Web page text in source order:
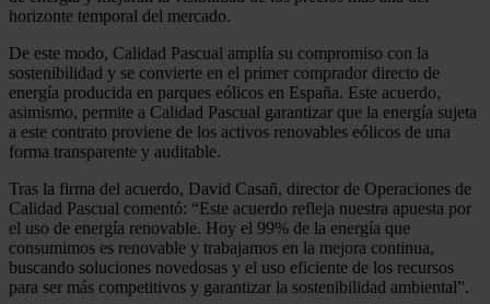
horizonte temporal del mercado.
De este modo, Calidad Pascual amplía su compromiso con la
sostenibilidad y se convierte en el primer comprador directo de
energía producida en parques eólicos en España. Este acuerdo,
asimismo, permite a Calidad Pascual garantizar que la energía sujeta
a este contrato proviene de los activos renovables eólicos de una
forma transparente y auditable.
Tras la firma del acuerdo, David Casañ, director de Operaciones de
Calidad Pascual comentó: “Este acuerdo refleja nuestra apuesta por
el uso de energía renovable. Hoy el 99% de la energía que
consumimos es renovable y trabajamos en la mejora continua,
buscando soluciones novedosas y el uso eficiente de los recursos
para ser más competitivos y garantizar la sostenibilidad ambiental”.